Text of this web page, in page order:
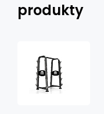
produkty